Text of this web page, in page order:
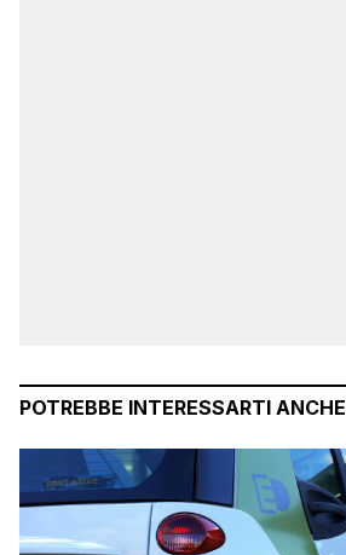
POTREBBE INTERESSARTI ANCHE